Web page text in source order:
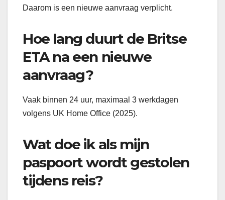
Daarom is een nieuwe aanvraag verplicht.
Hoe lang duurt de Britse
ETA na een nieuwe
aanvraag?
Vaak binnen 24 uur, maximaal 3 werkdagen
volgens UK Home Office (2025).
Wat doe ik als mijn
paspoort wordt gestolen
tijdens reis?